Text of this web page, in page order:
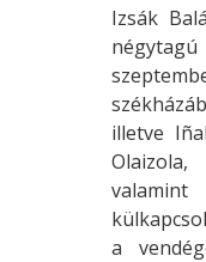
Izsák
illetve
Olaizola,
a